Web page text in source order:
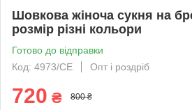
Шовкова жіноча сукня на
розмір різні кольори
Готово до відправки
Код: 4973/СЕ
Опт і роздріб
720 ₴ 800 ₴